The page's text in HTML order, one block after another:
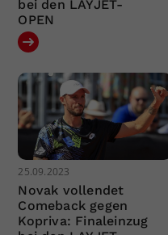
bei den LAYJET-
OPEN
25.09.2023
Novak vollendet
Comeback gegen
Kopriva: Finaleinzug